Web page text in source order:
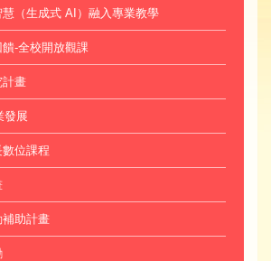
（生成式 AI）融入專業教學
-全校開放觀課
計畫
發展
位課程
助計畫